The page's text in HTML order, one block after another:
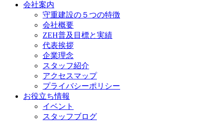
会社案内
守重建設の５つの特徴
会社概要
ZEH普及目標と実績
代表挨拶
企業理念
スタッフ紹介
アクセスマップ
プライバシーポリシー
お役立ち情報
イベント
スタッフブログ